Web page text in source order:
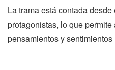
La trama está contada
protagonistas, lo que
pensamientos y sentimientos